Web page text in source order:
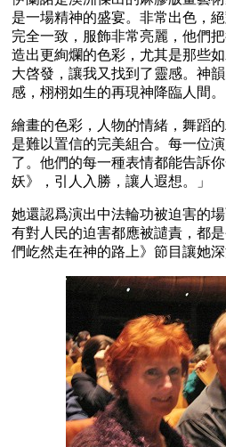
是一場精神的盛宴。非常出色，
完全一致，服飾非常亮麗，他們
造出更絢爛的色彩，尤其是那些
大啓發，讓我又找到了靈感。神
感，栩栩如生的再現神降臨人間。
繪畫的色彩，人物的情緒，舞蹈
是難以置信的完美組合。每一位
了。他們的每一種表情都能告訴
妖》，引人入勝，讓人遐想。」
她還認爲演出中法輪功被迫害的
有對人民的迫害都應被譴責，都
們屹然走在神的路上》節目讓她深